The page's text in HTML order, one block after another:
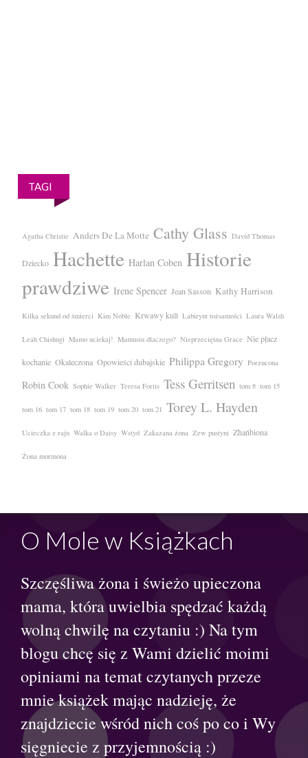
TAGI
Agatha Christie Anders De La Motte Cathy Glass David Thomas
Dziecko Hachette Harlan Coben Historie
prawdziwe Irene Spencer Jean Sasson Kathy Harrison
Kilka sekund od śmierci Kim Noble Krwawy kult Labirynt tożsamości Laura Walsh
Leah Chishugi Mamo uciekaj! Mamusiu dlaczego? Nieprzeciętna Grace Nie płacz
kochanie Okaleczona Opowieści dubajskie Philippa Gregory Porzucona
Robin Cook Sophie Walker Teresa Fortis Tess Gerritsen tom 8 tom 15
tom 16 tom 17 tom 18 tom 19 tom 20 tom 21 Torey L. Hayden
Ucieczka z raju Walka o Daisy Wstyd Zakazana żona Zew pustyni Zhańbiona
Żona mormona
O Mole w Książkach
Szczęśliwa żona i świeżo upieczona
mama, która uwielbia spędzać każdą
wolną chwilę na czytaniu :) Na tym
blogu chcę się z Wami dzielić moimi
opiniami na temat czytanych przeze
mnie książek mając nadzieję, że
znajdziecie wśród nich coś po co i Wy
sięgniecie z przyjemnością :)